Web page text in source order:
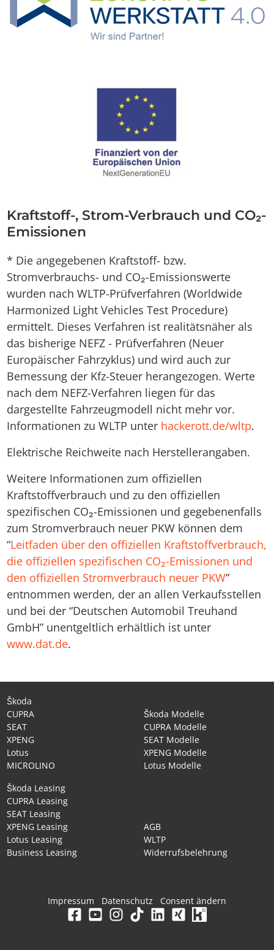
Kraftstoff-, Strom-Verbrauch und CO₂-
Emissionen
* Die angegebenen Kraftstoff- bzw.
Stromverbrauchs- und CO₂-Emissionswerte
wurden nach WLTP-Prüfverfahren (Worldwide
Harmonized Light Vehicles Test Procedure)
ermittelt. Dieses Verfahren ist realitätsnäher als
das bisherige NEFZ - Prüfverfahren (Neuer
Europäischer Fahrzyklus) und wird auch zur
Bemessung der Kfz-Steuer herangezogen. Werte
nach dem NEFZ-Verfahren liegen für das
dargestellte Fahrzeugmodell nicht mehr vor.
Informationen zu WLTP unter hackerott.de/wltp.
Elektrische Reichweite nach Herstellerangaben.
Weitere Informationen zum offiziellen
Kraftstoffverbrauch und zu den offiziellen
spezifischen CO₂-Emissionen und gegebenenfalls
zum Stromverbrauch neuer PKW können dem
“Leitfaden über den offiziellen Kraftstoffverbrauch,
die offiziellen spezifischen CO₂-Emissionen und
den offiziellen Stromverbrauch neuer PKW”
entnommen werden, der an allen Verkaufsstellen
und bei der “Deutschen Automobil Treuhand
GmbH” unentgeltlich erhältlich ist unter
www.dat.de.
Škoda
CUPRA
SEAT
XPENG
Lotus
MICROLINO
Škoda Modelle
CUPRA Modelle
SEAT Modelle
XPENG Modelle
Lotus Modelle
Škoda Leasing
CUPRA Leasing
SEAT Leasing
XPENG Leasing
Lotus Leasing
Business Leasing
AGB
WLTP
Widerrufsbelehrung
Impressum Datenschutz Consent ändern